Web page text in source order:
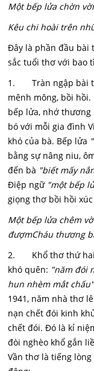
Một bếp lửa chờn
Kêu chi hoài trên
Đây là phần đầu bài
sắc tuổi thơ với bao
1. Tràn ngập bài
mênh mông, bồi
bếp lửa, nhớ thương
bó với mỗi gia đình
khó của bà. Bếp lửa
bằng sự nâng niu,
đến bà "biết mấy
Điệp ngữ "một bếp
giọng thơ bồi hồi
Một bếp lửa chêm
đượmCháu thương
2. Khổ thơ thứ hai
khó quên: "năm đói
hun nhèm mắt
1941, năm nhà thơ
nạn chết đói kinh
chết đói. Đó là kỉ
đòi nghèo khổ gắn
Vần thơ là tiếng